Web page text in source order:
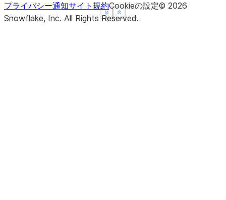
Show less
See more
Show less
See more
プライバシー通知サイト規約Cookieの設定© 2026
Snowflake, Inc. All Rights Reserved.